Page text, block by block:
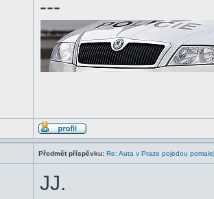
---
Předmět příspěvku: Re: Auta v Praze pojedou
JJ.